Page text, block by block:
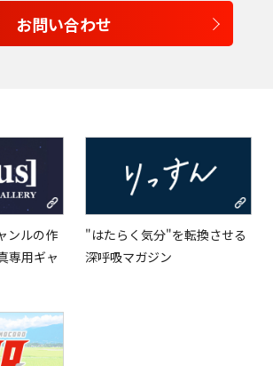
お問い合わせ
ンルの作
専用ギャ
"はたらく気分"を転換させる
深呼吸マガジン